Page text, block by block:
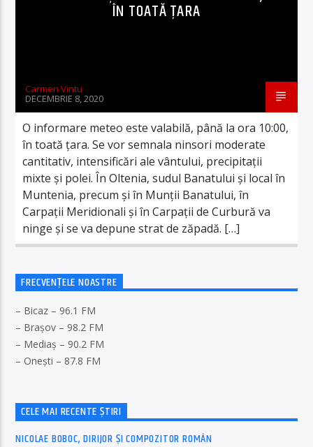
ÎN TOATĂ ȚARA
Carmen Vintu
DECEMBRIE 8, 2020
O informare meteo este valabilă, până la ora 10:00,
în toată țara. Se vor semnala ninsori moderate
cantitativ, intensificări ale vântului, precipitații
mixte și polei. În Oltenia, sudul Banatului și local în
Muntenia, precum și în Munții Banatului, în
Carpații Meridionali și în Carpații de Curbură va
ninge și se va depune strat de zăpadă. […]
FRECVENȚELE NOASTRE
– Bicaz – 96.1 FM
– Brașov – 98.2 FM
– Mediaș – 90.2 FM
– Onești – 87.8 FM
CELE MAI RECENTE ȘTIRI
NICOLAE BOBOC, DIRIJOR ȘI COMPOZITOR ROMÂN